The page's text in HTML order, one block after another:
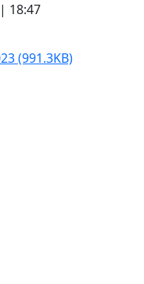
18:47
(991.3KB)